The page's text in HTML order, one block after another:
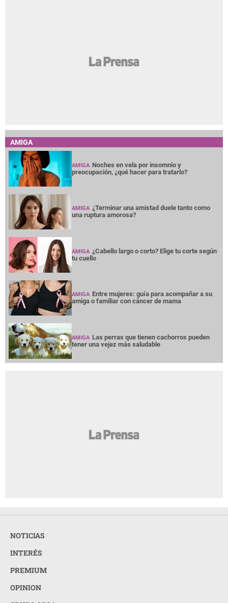
AMIGA
AMIGA Noches en vela por insomnio y
preocupación, ¿qué hacer para tratarlo?
AMIGA ¿Terminar una amistad duele tanto como
una ruptura amorosa?
AMIGA ¿Cabello largo o corto? Elige tu corte según
tu cuello
AMIGA Entre mujeres: guía para acompañar a su
amiga o familiar con cáncer de mama
AMIGA Las perras que tienen cachorros pueden
tener una vejez más saludable
NOTICIAS
INTERÉS
PREMIUM
OPINION